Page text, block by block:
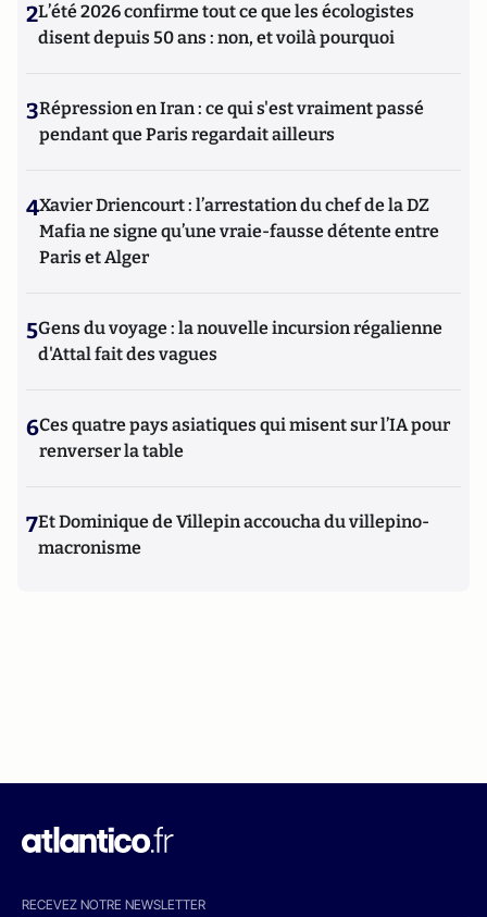
2L’été 2026 confirme tout ce que les écologistes
disent depuis 50 ans : non, et voilà pourquoi
3Répression en Iran : ce qui s'est vraiment passé
pendant que Paris regardait ailleurs
4Xavier Driencourt : l’arrestation du chef de la DZ
Mafia ne signe qu’une vraie-fausse détente entre
Paris et Alger
5Gens du voyage : la nouvelle incursion régalienne
d'Attal fait des vagues
6Ces quatre pays asiatiques qui misent sur l’IA pour
renverser la table
7Et Dominique de Villepin accoucha du villepino-
macronisme
RECEVEZ NOTRE NEWSLETTER